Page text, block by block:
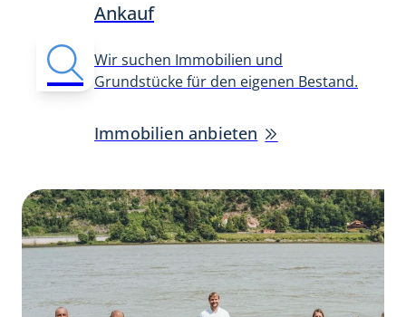
Ankauf
Wir suchen Immobilien und
Grundstücke für den eigenen Bestand.
Immobilien anbieten